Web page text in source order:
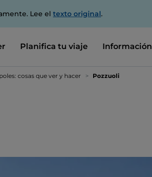
Lee el texto original.
Planifica tu viaje Información
cosas que ver y hacer Pozzuoli